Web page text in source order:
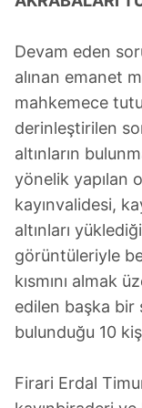
reklam/pazarlama
sınırlı olarak açık
Çerezlere ilişkin
vasıtasıyla
için Ayarlar
Metnimizi ziyaret
6698 sayılı Kişisel
hazırlanmış
ilgili mevzuata
almak için lütfen
Devam eden
alınan emanet
mahkemece
derinleştirilen
altınların
yönelik yapılan
kayınvalidesi,
altınları
görüntüleriyle
kısmını almak
edilen başka bir
bulunduğu 10
Firari Erdal